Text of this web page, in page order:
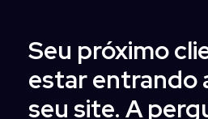
Seu próximo
estar entrando
seu site. A